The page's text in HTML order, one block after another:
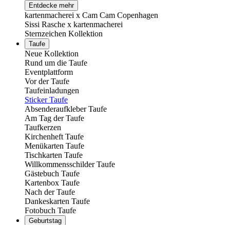
Entdecke mehr
kartenmacherei x Cam Cam Copenhagen
Sissi Rasche x kartenmacherei
Sternzeichen Kollektion
Taufe
Neue Kollektion
Rund um die Taufe
Eventplattform
Vor der Taufe
Taufeinladungen
Sticker Taufe
Absenderaufkleber Taufe
Am Tag der Taufe
Taufkerzen
Kirchenheft Taufe
Menükarten Taufe
Tischkarten Taufe
Willkommensschilder Taufe
Gästebuch Taufe
Kartenbox Taufe
Nach der Taufe
Dankeskarten Taufe
Fotobuch Taufe
Geburtstag